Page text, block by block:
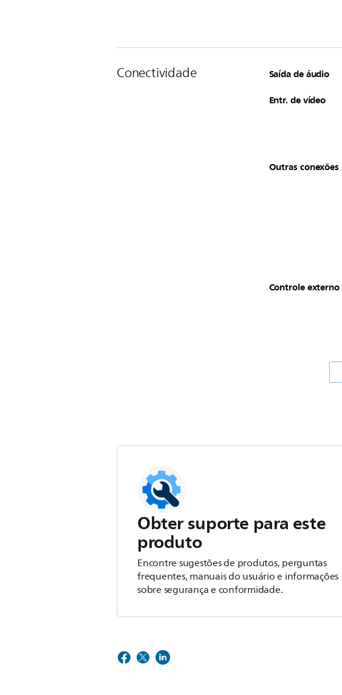
Conectividade Saída de áudio
Entr. de vídeo
Outras conexões
Controle externo
Obter suporte para este
produto
Encontre sugestões de produtos, perguntas
frequentes, manuais do usuário e informações
sobre segurança e conformidade.